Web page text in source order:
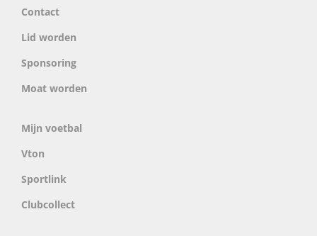
Contact
Lid worden
Sponsoring
Moat worden
Mijn voetbal
Vton
Sportlink
Clubcollect